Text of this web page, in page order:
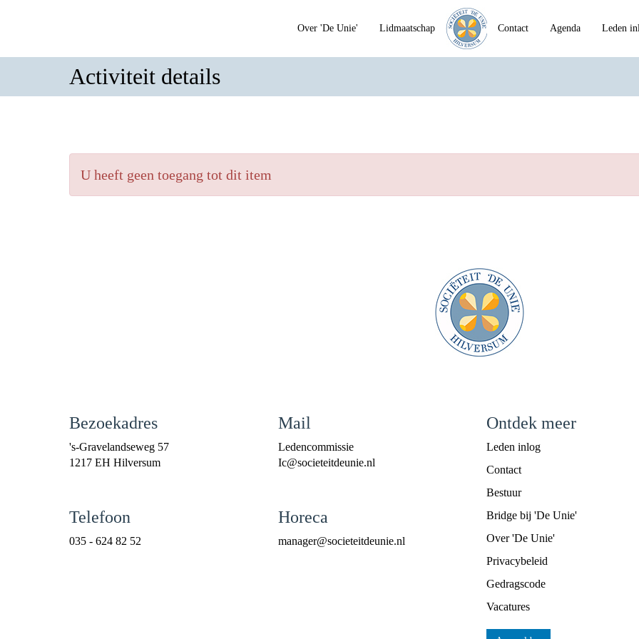
Over 'De Unie' Lidmaatschap Contact Agenda Leden
Activiteit details
U heeft geen toegang tot dit item
Bezoekadres
's-Gravelandseweg 57
1217 EH Hilversum
Telefoon
035 - 624 82 52
Mail
Ledencommissie
cI@societeitdeunie.nl
Horeca
reganam@societeitdeunie.nl
Ontdek meer
Leden inlog
Contact
Bestuur
Bridge bij 'De Unie'
Over 'De Unie'
Privacybeleid
Gedragscode
Vacatures